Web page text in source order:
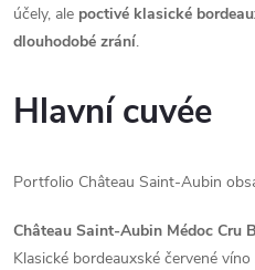
účely, ale poctivé klasické
dlouhodobé zrání.
Hlavní cuvée
Portfolio Château Saint-Aubin
Château Saint-Aubin Médoc Cru
Klasické bordeauxské červené